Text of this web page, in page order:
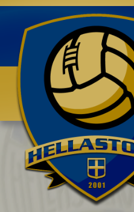
Benvenuti su HELLASTORY.net